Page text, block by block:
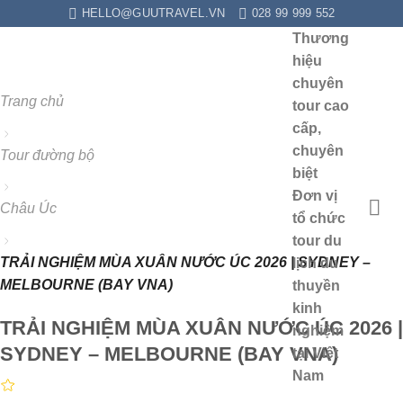
HELLO@GUUTRAVEL.VN 028 99 999 552
Thương
hiệu
chuyên
tour cao
cấp,
chuyên
biệt
Đơn vị
tổ chức
tour du
lịch du
thuyền
kinh
nghiệm
tại Việt
Nam
Trang chủ
Tour đường bộ
Châu Úc
TRẢI NGHIỆM MÙA XUÂN NƯỚC ÚC 2026 | SYDNEY –
MELBOURNE (BAY VNA)
TRẢI NGHIỆM MÙA XUÂN NƯỚC ÚC 2026 |
SYDNEY – MELBOURNE (BAY VNA)